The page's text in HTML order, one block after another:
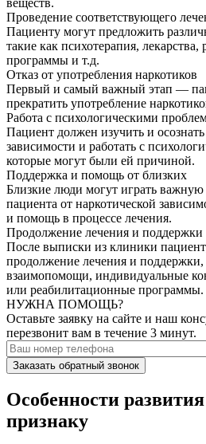
Проведение соответствующего
Пациенту могут предложить
такие как психотерапия,
программы и т.д.
Отказ от употребления наркотиков
Первый и самый важный этап —
прекратить употребление
Работа с психологическими
Пациент должен изучить и
зависимости и работать с
которые могут были ей причиной.
Поддержка и помощь от близких
Близкие люди могут играть важную
пациента от наркотической
и помощь в процессе лечения.
Продолжение лечения и поддержки
После выписки из клиники
продолжение лечения и
взаимопомощи, индивидуальные
или реабилитационные программы.
НУЖНА ПОМОЩЬ?
Оставьте заявку на сайте и наш
перезвонит вам в течение 3 минут.
Заказать обратный звонок
Особенности
признаку